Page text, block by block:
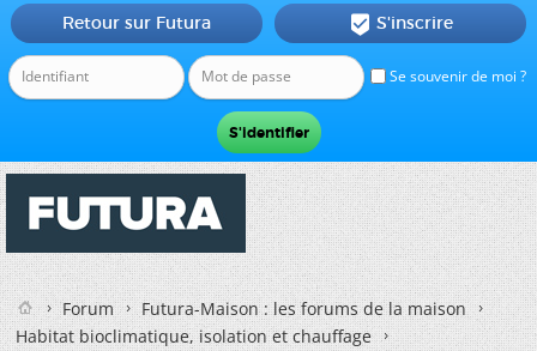
Se souvenir de moi ?
Retour sur Futura  S'inscrire
Forum
Futura-Maison : les forums de la maison
Habitat bioclimatique, isolation et chauffage